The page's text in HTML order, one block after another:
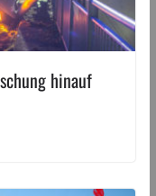
hinauf